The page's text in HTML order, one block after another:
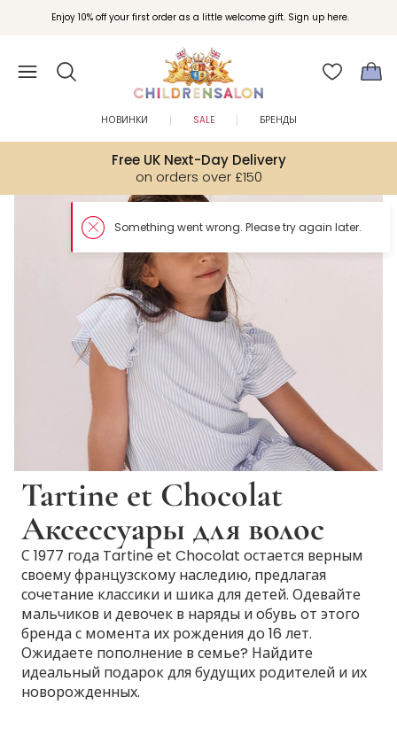
Enjoy 10% off your first order as a little welcome gift. Sign up here.
Free UK Next-Day Delivery
on orders over £150
НОВИНКИ SALE БРЕНДЫ
Tartine et Chocolat
Аксессуары для волос
С 1977 года Tartine et Chocolat остается верным
своему французскому наследию, предлагая
сочетание классики и шика для детей. Одевайте
мальчиков и девочек в наряды и обувь от этого
бренда с момента их рождения до 16 лет.
Ожидаете пополнение в семье? Найдите
идеальный подарок для будущих родителей и их
новорожденных.